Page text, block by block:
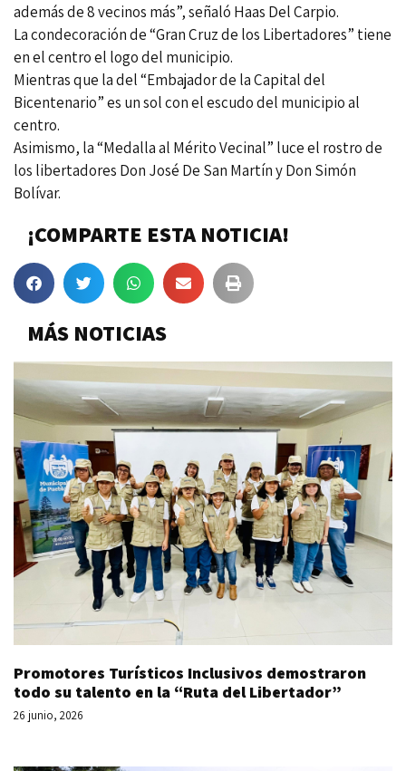
además de 8 vecinos más”, señaló Haas Del Carpio.
La condecoración de “Gran Cruz de los Libertadores” tiene
en el centro el logo del municipio.
Mientras que la del “Embajador de la Capital del
Bicentenario” es un sol con el escudo del municipio al
centro.
Asimismo, la “Medalla al Mérito Vecinal” luce el rostro de
los libertadores Don José De San Martín y Don Simón
Bolívar.
¡COMPARTE ESTA NOTICIA!
MÁS NOTICIAS
Promotores Turísticos Inclusivos demostraron
todo su talento en la “Ruta del Libertador”
26 junio, 2026